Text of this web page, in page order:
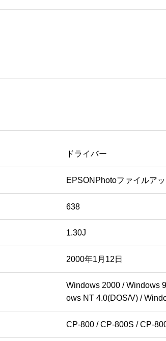
ドライバー
EPSONPhotoファイルア
638
1.30J
2000年1月12日
Windows 2000 / Windows
ows NT 4.0(DOS/V) /
CP-800 / CP-800S / CP-